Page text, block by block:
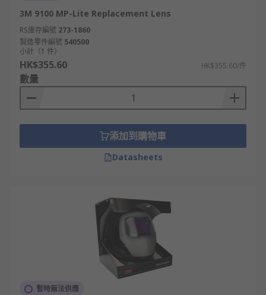
3M 9100 MP-Lite Replacement Lens
RS庫存編號 273-1860
製造零件編號 540500
小計（1 件）
HK$355.60 HK$355.60/件
數量
添加到購物車
Datasheets
暫時無法供應